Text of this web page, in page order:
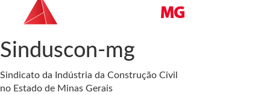
Sinduscon-mg
Sindicato da Indústria da Construção Civil
no Estado de Minas Gerais